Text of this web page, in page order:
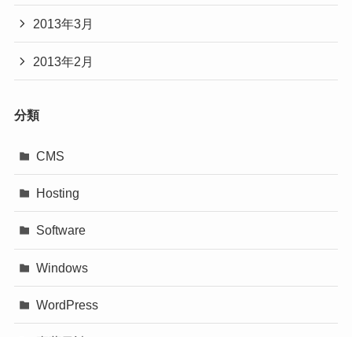
2013年3月
2013年2月
分類
CMS
Hosting
Software
Windows
WordPress